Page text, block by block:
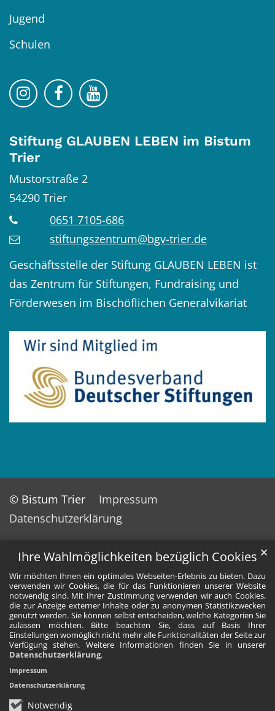
Ihre Wahlmöglichkeiten bezüglich Cookies
Wir möchten Ihnen ein optimales Webseiten-Erlebnis zu bieten. Dazu
verwenden wir Cookies, die für das Funktionieren unserer Website
notwendig sind. Mit Ihrer Zustimmung verwenden wir auch Cookies,
die zur Anzeige externer Inhalte oder zu anonymen Statistikzwecken
genutzt werden. Sie können selbst entscheiden, welche Kategorien Sie
zulassen möchten. Bitte beachten Sie, dass auf Basis Ihrer
Einstellungen womöglich nicht mehr alle Funktionalitäten der Seite zur
Verfügung stehen. Weitere Informationen finden Sie in unserer
Datenschutzerklärung.
Notwendig
✕
Impressum
Datenschutzerklärung
Jugend
Schulen
Bistum Trier auf Instragram
Bistum Trier auf Facebook
Bistum Trier auf YouTube
Stiftung GLAUBEN LEBEN im Bistum
Trier
Mustorstraße 2
54290 Trier
0651 7105-686
stiftungszentrum@bgv-trier.de
Geschäftsstelle der Stiftung GLAUBEN LEBEN ist
das Zentrum für Stiftungen, Fundraising und
Förderwesen im Bischöflichen Generalvikariat
© Bistum Trier
Impressum
Datenschutzerklärung